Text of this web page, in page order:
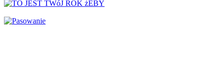
Dinozaury
Dni Tygodnia